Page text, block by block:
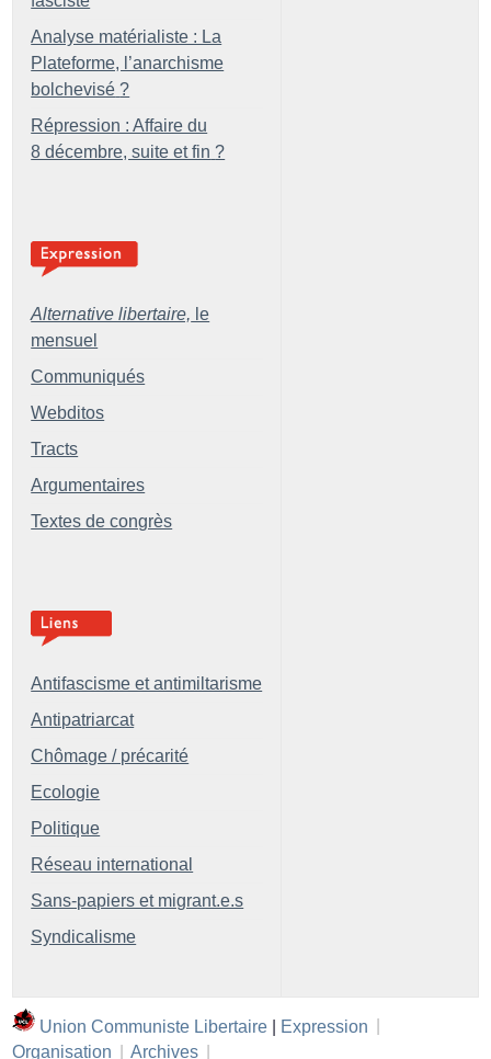
Analyse matérialiste : La
Plateforme, l’anarchisme
bolchevisé ?
Répression : Affaire du
8 décembre, suite et fin ?
Alternative libertaire, le
mensuel
Communiqués
Webditos
Tracts
Argumentaires
Textes de congrès
Antifascisme et antimiltarisme
Antipatriarcat
Chômage / précarité
Ecologie
Politique
Réseau international
Sans-papiers et migrant.e.s
Syndicalisme
Union Communiste Libertaire | Expression
Organisation
Archives